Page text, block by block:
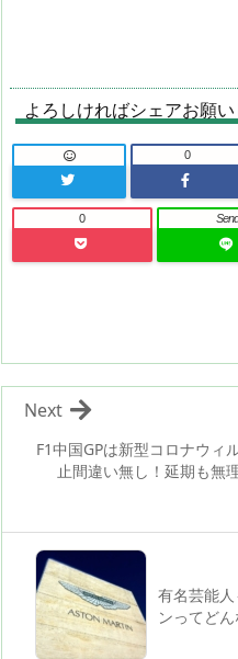
よろしければシェアお願
0
0 Send
F1中国GPは新型コロナウィ
止間違い無し！延期も無
Next
有名芸能
ンってど